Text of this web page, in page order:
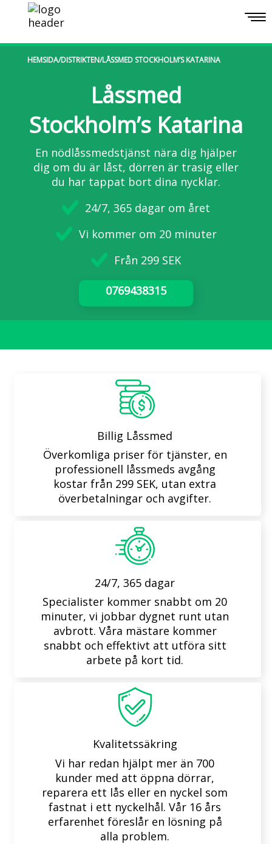
HEMSIDA/DISTRIKTEN/LÅSSMED STOCKHOLM’S KATARINA
Låssmed
Stockholm’s Katarina
En nödlåssmedstjänst nära dig hjälper
dig om du är låst, dörren är trasig eller
du har tappat bort dina nycklar.
24/7, 365 dagar om året
Vi kommer om 20 minuter
Från 299 SEK
0769438315
Billig Låssmed
Överkomliga priser för tjänster, en
professionell låssmeds avgång
kostar från 299 SEK, utan extra
överbetalningar och avgifter.
24/7, 365 dagar
Specialister kommer snabbt om 20
minuter, vi jobbar dygnet runt utan
avbrott. Våra mästare kommer
snabbt och effektivt att utföra sitt
arbete på kort tid.
Kvalitetssäkring
Vi har redan hjälpt mer än 700
kunder med att öppna dörrar,
reparera ett lås eller en nyckel som
fastnat i ett nyckelhål. Vår 16 års
erfarenhet föreslår en lösning på
alla problem.